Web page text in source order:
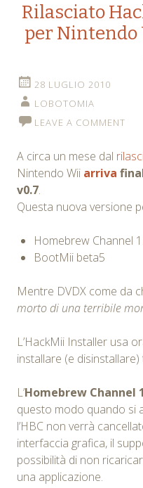
Rilasciato
per Nintendo
28 LUGLIO 2010
LOBOTOMIA
LEAVE A COMMENT
A circa un mese dal
Nintendo Wii arriva
v0.7.
Questa nuova versione
Homebrew Channel
BootMii beta5
Mentre DVDX come da
morto di una terribile
L’HackMii Installer usa
installare (e
L’Homebrew Channel
questo modo quando si
l’HBC non verrà
interfaccia grafica, il
possibilità di non
una applicazione.